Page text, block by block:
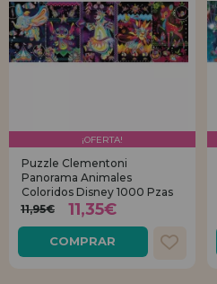
¡OFERTA!
Puzzle Clementoni
Panorama Animales
Coloridos Disney 1000 Pzas
11,95€
11,35€
COMPRAR